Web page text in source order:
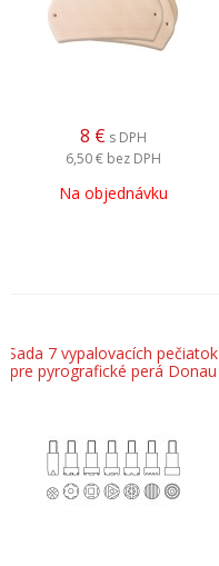
8 € s DPH
6,50 € bez DPH
Na objednávku
Sada 7 vypalovacích pečiatok
pre pyrografické perá Donau